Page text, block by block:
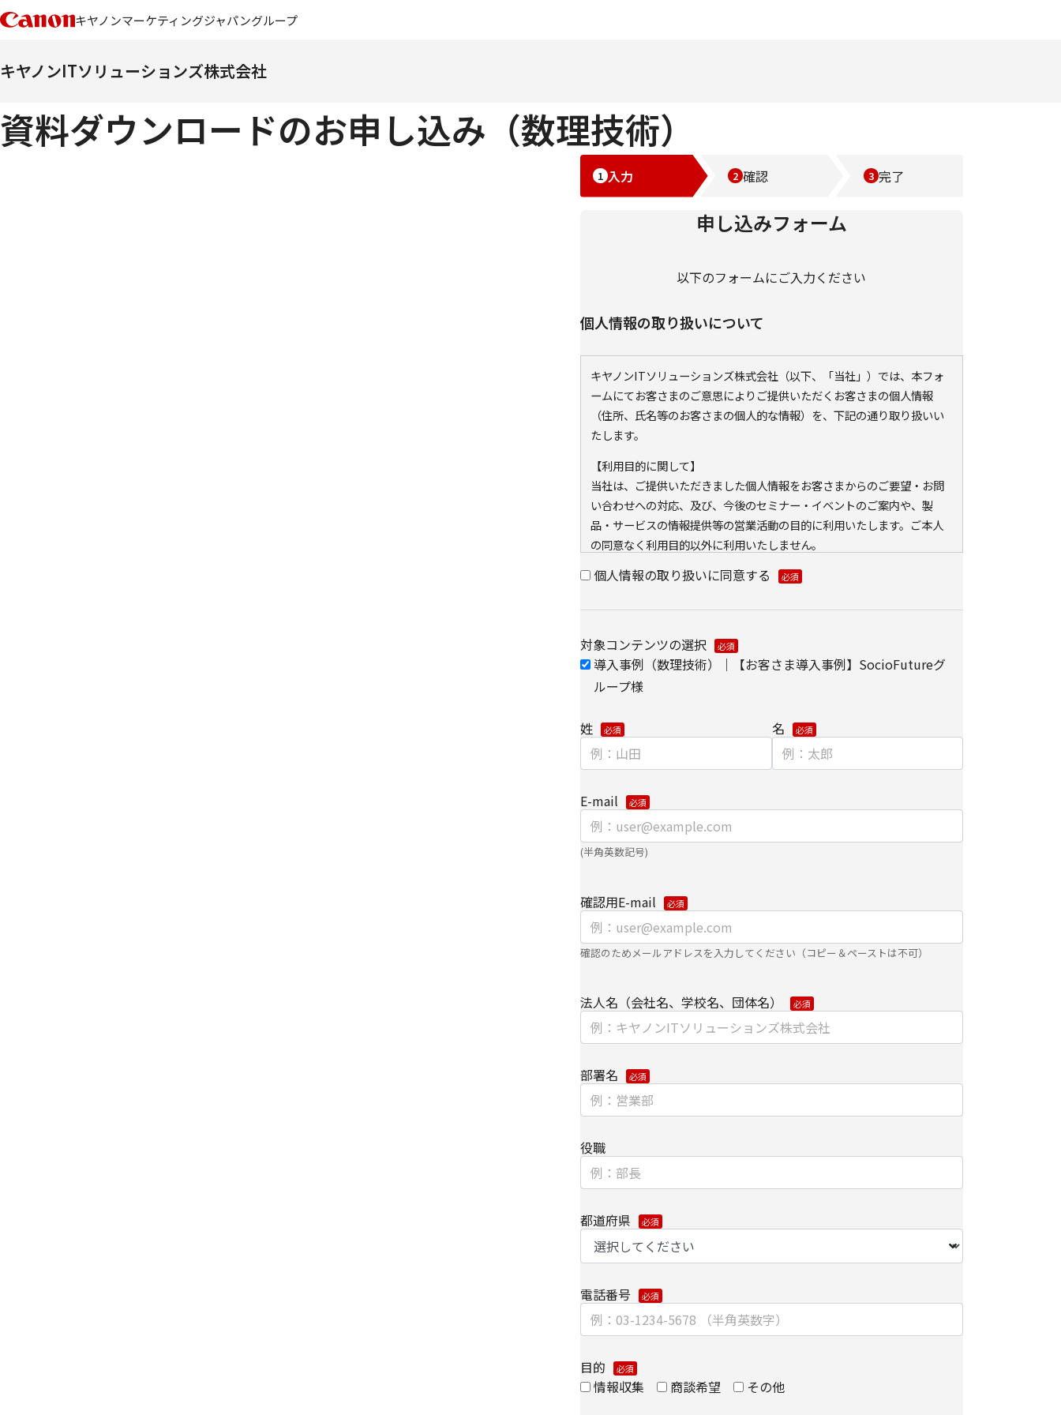
キヤノンマーケティングジャパングループ
キヤノンITソリューションズ株式会社
資料ダウンロードのお申し込み（数理技術）
入力 確認 完了
申し込みフォーム
以下のフォームにご入力ください
個人情報の取り扱いについて
キヤノンITソリューションズ株式会社（以下、「当社」）では、本フォ
ームにてお客さまのご意思によりご提供いただくお客さまの個人情報
（住所、氏名等のお客さまの個人的な情報）を、下記の通り取り扱いい
たします。
【利用目的に関して】
当社は、ご提供いただきました個人情報をお客さまからのご要望・お問
い合わせへの対応、及び、今後のセミナー・イベントのご案内や、製
品・サービスの情報提供等の営業活動の目的に利用いたします。ご本人
の同意なく利用目的以外に利用いたしません。
キー）を紐づけて、ウェブアクセス履歴を取得する場合があります。取得
アクセス履歴は、市場分析、および、これに基づく販売促進活動のため
に利用します。
・ウェブサイトにおける、お客さまアクセス情報の取り扱いについて。
【第三者提供に関して】
当社はご提供いただきました個人情報を安全に管理し、以下の場合を除
き、ご本人の同意なく第三者に開示・提供しません。
・法令に基づく場合
・上記利用目的を実施するために、適切な機密保持契約を締結した業務
委託先へ委託する場合
・上記利用目的の範囲内で利用するために、当社のグループ会社および
個人情報を提供する場合は、ご提供頂いた個人情報の全ての項目につい
て、電子的な伝送または紙面/電子媒体による搬送もしくは手渡しにて提
供いたします。
よびパートナー企業より直接ご連絡させていただく場合があります。
【委託先に関して】
当社は、委託業務により個人情報を外部へ預託する場合は、適切な機密
【情報提供の任意性に関して】
個人情報をご提供いただけない場合は、当社からのお問い合わせ対応/各
【個人情報の開示/訂正/削除に関して】
ご提供いただきました個人情報の開示/訂正/削除などを希望される場合
また、お手続きの詳細については、以下をご参照ください。
・個人のお客さまのお手続き方法
このページは通信途上における第三者の不正なアクセスに備えて、
SSL（Secure Sockets Layer）による個人情報の暗号化またはこれに準
ずるセキュリティ技術を施し、安全性の確保に努めます。
【個人情報保護管理者】
キヤノンITソリューションズ株式会社
個人情報の取り扱いに同意する
対象コンテンツの選択
導入事例（数理技術）｜【お客さま導入事例】SocioFutureグ
ループ様
姓 名
E-mail
(半角英数記号)
確認用E-mail
確認のためメールアドレスを入力してください（コピー＆ペーストは不可）
法人名（会社名、学校名、団体名）
部署名
役職
都道府県
電話番号
目的
情報収集
商談希望 その他